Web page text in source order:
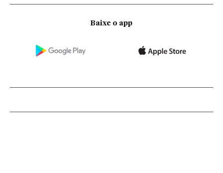
Baixe o app